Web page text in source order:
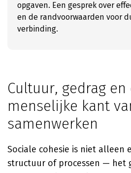
opgaven. Een gesprek over
en de randvoorwaarden voor
verbinding.
Cultuur, gedrag en
menselijke kant
samenwerken
Sociale cohesie is niet alleen
structuur of processen — het